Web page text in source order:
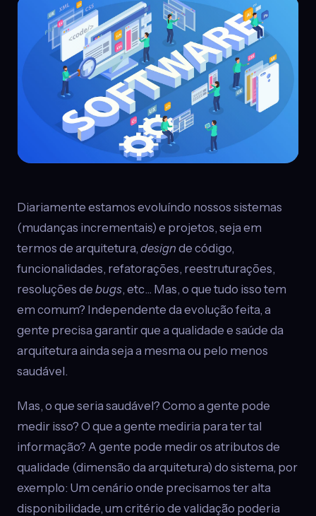
Diariamente estamos evoluíndo nossos sistemas
(mudanças incrementais) e projetos, seja em
termos de arquitetura, design de código,
funcionalidades, refatorações, reestruturações,
resoluções de bugs, etc… Mas, o que tudo isso tem
em comum? Independente da evolução feita, a
gente precisa garantir que a qualidade e saúde da
arquitetura ainda seja a mesma ou pelo menos
saudável.
Mas, o que seria saudável? Como a gente pode
medir isso? O que a gente mediria para ter tal
informação? A gente pode medir os atributos de
qualidade (dimensão da arquitetura) do sistema, por
exemplo: Um cenário onde precisamos ter alta
disponibilidade, um critério de validação poderia